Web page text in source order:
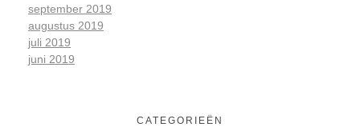
september 2019
augustus 2019
juli 2019
juni 2019
CATEGORIEËN